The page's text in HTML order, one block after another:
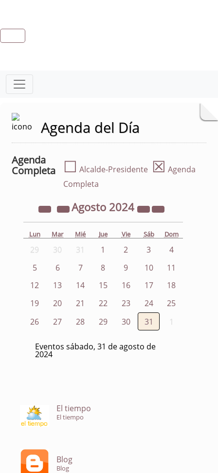
Agenda del Día
Agenda
Completa
☐ Alcalde-Presidente ☒ Agenda
Completa
Agosto 2024
Lun Mar Mié Jue Vie Sáb Dom
29 30 31 1 2 3
4
5
6 7 8 9 10
11
12
13 14 15 16 17
18
19
20 21 22 23 24
25
26
27 28 29 30 31 1
Eventos sábado, 31 de agosto de
2024
El tiempo
El tiempo
Blog
Blog